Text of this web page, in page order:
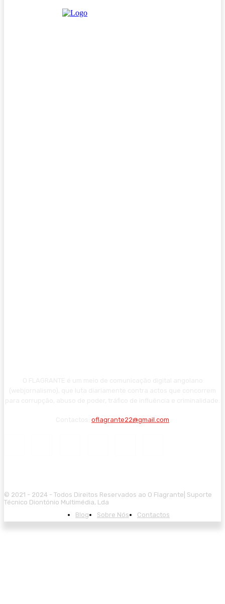
oflagrante22@gmail.com
© 2021 - 2024 - Todos Direitos Reservados ao O Flagrante| Suporte
Técnico Diontónio Multimédia, Lda
Blog
Sobre Nós Contactos